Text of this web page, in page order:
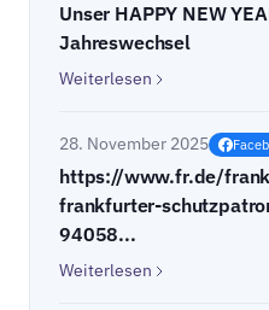
Unser HAPPY NEW
Jahreswechsel
Weiterlesen
28. November 2025
https://www.fr.de/
frankfurter-
94058...
Weiterlesen